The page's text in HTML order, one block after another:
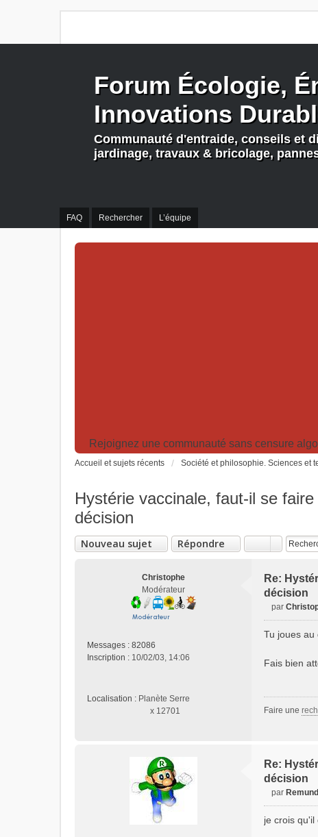
FAQ Rechercher L’équipe
Forum Écologie,
Innovations
Communauté d'entraide, conseils et
jardinage, travaux & bricolage,
Rejoignez une communauté sans censure
Accueil et sujets récents Société et philosophie. Sciences et
Hystérie vaccinale, faut-il se
décision
Nouveau sujet Répondre
Christophe
Modérateur
Messages : 82086
Inscription : 10/02/03, 14:06
Localisation : Planète Serre
x 12701
Re:
décision
s
a
o
par
Tu joues au
Fais bien
Faire une
Re:
décision
s
par
je crois qu'il